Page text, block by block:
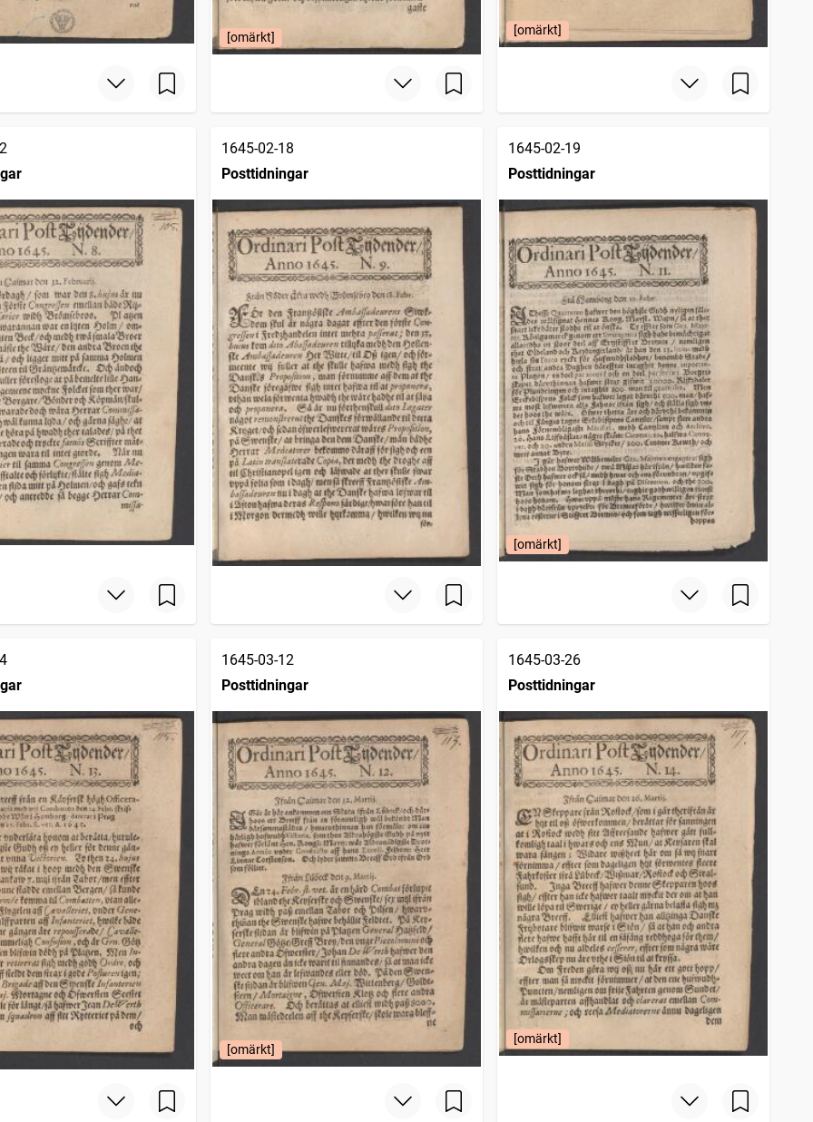
[omärkt]
[omärkt]
1645-02-18
Posttidningar
1645-02-19
Posttidningar
[omärkt]
1645-03-12
Posttidningar
[omärkt]
1645-03-26
Posttidningar
[omärkt]